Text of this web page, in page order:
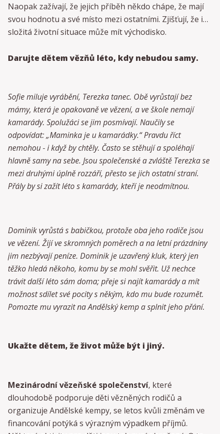
Naopak zažívají, že jejich příběh někdo chápe, že mají
svou hodnotu a své místo mezi ostatními. Zjišťují, že i
složitá životní situace může mít východisko.
Darujte dětem vězňů léto, kdy nebudou samy.
Sofie miluje vyrábění, Terezka tanec. Obě vyrůstají bez
mámy, která je opakovaně ve vězení, a ve škole nemají
kamarády. Spolužáci se jim posmívají. Naučily se
odpovídat: „Maminka je u kamarádky.“ Pravdu říct
nemohou - i když by chtěly. Často se stěhují a spoléhají
hlavně samy na sebe. Jsou společenské a zvláště Terezka se
mezi druhými úplně rozzáří, přesto se jich ostatní straní.
Přály by si zažít léto s kamarády, kteří je neodmítnou.
Dominik vyrůstá s babičkou, protože oba jeho rodiče jsou
ve vězení. Žijí ve skromných poměrech a na letní prázdniny
jim nezbývají peníze. Dominik je uzavřený kluk, který jen
těžko hledá někoho, komu by se mohl svěřit. Už nechce
trávit další léto sám doma; přeje si najít kamarády a mít
možnost sdílet své pocity s někým, kdo mu bude rozumět.
Pomozte mu vyrazit na Andělský kemp a splnit jeho přání.
Ukažte dětem, že život může být i jiný.
Mezinárodní vězeňské společenství, které
dlouhodobě podporuje děti vězněných rodičů a
organizuje Andělské kempy, se letos kvůli změnám ve
financování potýká s výrazným výpadkem příjmů.